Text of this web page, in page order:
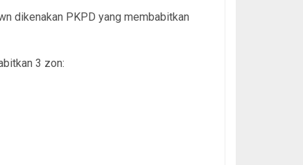
dikenakan PKPD yang membabitkan
3 zon: